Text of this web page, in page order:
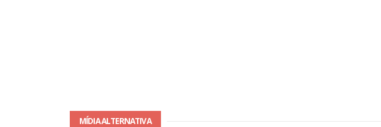
MÍDIA ALTERNATIVA